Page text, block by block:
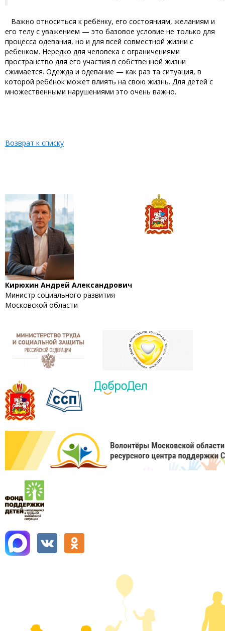
Важно относиться к ребёнку, его состояниям, желаниям и
его телу с уважением — это базовое условие не только для
процесса одевания, но и для всей совместной жизни с
ребенком. Нередко для человека с ограничениями
пространство для его участия в собственной жизни
сжимается. Одежда и одевание — как раз та ситуация, в
которой ребёнок может влиять на свою жизнь. Для детей с
множественными нарушениями это очень важно.
Возврат к списку
Кирюхин Андрей Александрович
Министр социального развития
Московской области